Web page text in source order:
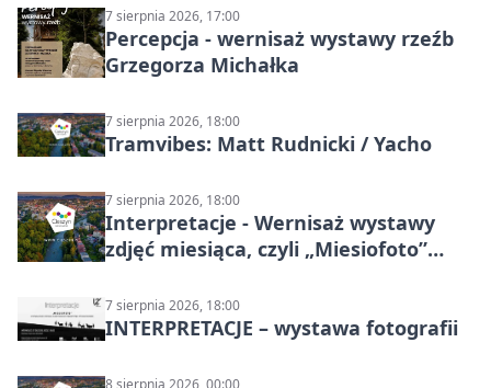
7 sierpnia 2026, 17:00
Percepcja - wernisaż wystawy rzeźb
Grzegorza Michałka
7 sierpnia 2026, 18:00
Tramvibes: Matt Rudnicki / Yacho
7 sierpnia 2026, 18:00
Interpretacje - Wernisaż wystawy
zdjęć miesiąca, czyli „Miesiofoto”
Fotograficznego
7 sierpnia 2026, 18:00
INTERPRETACJE – wystawa fotografii